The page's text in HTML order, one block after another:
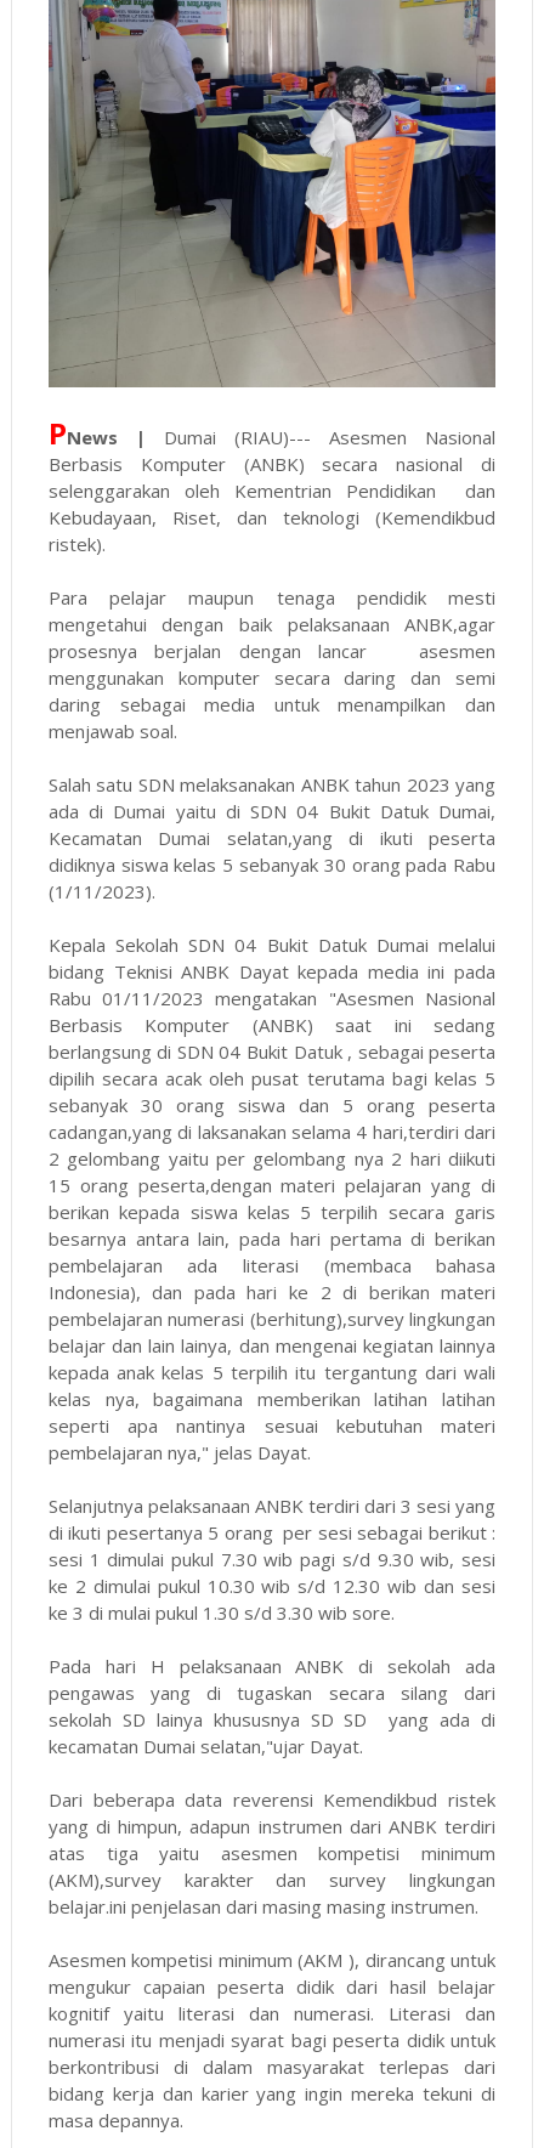
PNews |
Dumai (RIAU)--- Asesmen Nasional
Berbasis Komputer (ANBK) secara nasional di
selenggarakan oleh Kementrian Pendidikan dan
Kebudayaan, Riset, dan teknologi (Kemendikbud
ristek).
Para pelajar maupun tenaga pendidik mesti
mengetahui dengan baik pelaksanaan ANBK,agar
prosesnya berjalan dengan lancar asesmen
menggunakan komputer secara daring dan semi
daring sebagai media untuk menampilkan dan
menjawab soal.
Salah satu SDN melaksanakan ANBK tahun 2023 yang
ada di Dumai yaitu di SDN 04 Bukit Datuk Dumai,
Kecamatan Dumai selatan,yang di ikuti peserta
didiknya siswa kelas 5 sebanyak 30 orang pada Rabu
(1/11/2023).
Kepala Sekolah SDN 04 Bukit Datuk Dumai melalui
bidang Teknisi ANBK Dayat kepada media ini pada
Rabu 01/11/2023 mengatakan "Asesmen Nasional
Berbasis Komputer (ANBK) saat ini sedang
berlangsung di SDN 04 Bukit Datuk , sebagai peserta
dipilih secara acak oleh pusat terutama bagi kelas 5
sebanyak 30 orang siswa dan 5 orang peserta
cadangan,yang di laksanakan selama 4 hari,terdiri dari
2 gelombang yaitu per gelombang nya 2 hari diikuti
15 orang peserta,dengan materi pelajaran yang di
berikan kepada siswa kelas 5 terpilih secara garis
besarnya antara lain, pada hari pertama di berikan
pembelajaran ada literasi (membaca bahasa
Indonesia), dan pada hari ke 2 di berikan materi
pembelajaran numerasi (berhitung),survey lingkungan
belajar dan lain lainya, dan mengenai kegiatan lainnya
kepada anak kelas 5 terpilih itu tergantung dari wali
kelas nya, bagaimana memberikan latihan latihan
seperti apa nantinya sesuai kebutuhan materi
pembelajaran nya," jelas Dayat.
Selanjutnya pelaksanaan ANBK terdiri dari 3 sesi yang
di ikuti pesertanya 5 orang per sesi sebagai berikut :
sesi 1 dimulai pukul 7.30 wib pagi s/d 9.30 wib, sesi
ke 2 dimulai pukul 10.30 wib s/d 12.30 wib dan sesi
ke 3 di mulai pukul 1.30 s/d 3.30 wib sore.
Pada hari H pelaksanaan ANBK di sekolah ada
pengawas yang di tugaskan secara silang dari
sekolah SD lainya khususnya SD SD yang ada di
kecamatan Dumai selatan,"ujar Dayat.
Dari beberapa data reverensi Kemendikbud ristek
yang di himpun, adapun instrumen dari ANBK terdiri
atas tiga yaitu asesmen kompetisi minimum
(AKM),survey karakter dan survey lingkungan
belajar.ini penjelasan dari masing masing instrumen.
Asesmen kompetisi minimum (AKM ), dirancang untuk
mengukur capaian peserta didik dari hasil belajar
kognitif yaitu literasi dan numerasi. Literasi dan
numerasi itu menjadi syarat bagi peserta didik untuk
berkontribusi di dalam masyarakat terlepas dari
bidang kerja dan karier yang ingin mereka tekuni di
masa depannya.